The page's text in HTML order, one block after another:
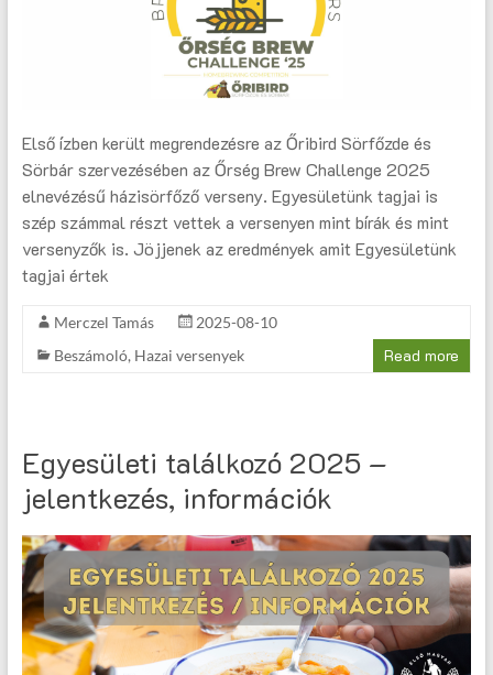
Első ízben került megrendezésre az Őribird Sörfőzde és
Sörbár szervezésében az Őrség Brew Challenge 2025
elnevézésű házisörfőző verseny. Egyesületünk tagjai is
szép számmal részt vettek a versenyen mint bírák és mint
versenyzők is. Jöjjenek az eredmények amit Egyesületünk
tagjai értek
Merczel Tamás
2025-08-10
Beszámoló, Hazai versenyek Read more
Egyesületi találkozó 2025 –
jelentkezés, információk